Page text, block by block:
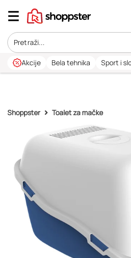
Akcije Bela tehnika Sport i
Shoppster Toalet za mačke